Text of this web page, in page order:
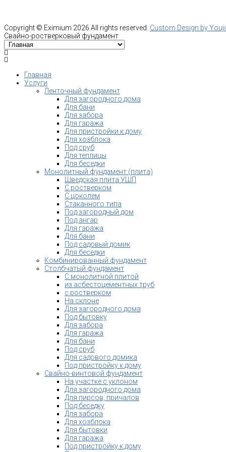
Copyright © Eximium 2026 All rights reserved. Custom Design by
Свайно-ростверковый фундамент
Главная
Услуги
Ленточный фундамент
Для загородного дома
Для бани
Для забора
Для гаража
Для пристройки к дому
Для хозблока
Под сруб
Для теплицы
Для беседки
Монолитный фундамент (плита)
Шведская плита УШП
С ростверком
С цоколем
Стаканного типа
Под загородный дом
Под ангар
Для гаража
Для бани
Под садовый домик
Для беседки
Комбинированный фундамент
Столбчатый фундамент
С монолитной плитой
из асбестоцементных труб
с ростверком
На склоне
Для загородного дома
Под бытовку
Для забора
Для гаража
Для бани
Под сруб
Для садового домика
Под пристройку к дому
Свайно-винтовой фундамент
На участке с уклоном
Для загородного дома
Для пирсов, причалов
Под беседку
Для забора
Для хозблока
Для бытовки
Для гаража
Под пристройку к дому